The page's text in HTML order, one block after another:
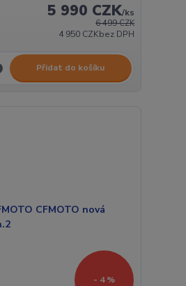
6 499 CZK
5 990 CZK/ks
4 950 CZKbez DPH
Přidat do košíku
- 4 %